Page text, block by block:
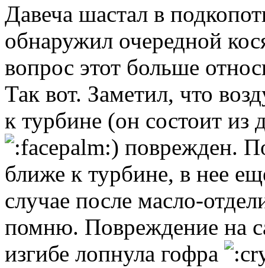
Давеча шастал в
обнаружил очередной
вопрос этот больше
Так вот. Заметил, что
к турбине (он состоит из
) поврежден.
ближе к турбине, в нее
случае после масло-
помню. Повреждение на
изгибе лопнула гофра